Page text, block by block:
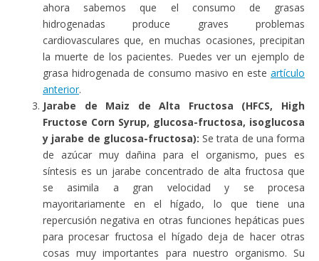
ahora sabemos que el consumo de grasas
hidrogenadas produce graves problemas
cardiovasculares que, en muchas ocasiones, precipitan
la muerte de los pacientes. Puedes ver un ejemplo de
grasa hidrogenada de consumo masivo en este artículo
anterior.
Jarabe de Maiz de Alta Fructosa (HFCS, High
Fructose Corn Syrup, glucosa-fructosa, isoglucosa
y jarabe de glucosa-fructosa): Se trata de una forma
de azúcar muy dañina para el organismo, pues es
síntesis es un jarabe concentrado de alta fructosa que
se asimila a gran velocidad y se procesa
mayoritariamente en el hígado, lo que tiene una
repercusión negativa en otras funciones hepáticas pues
para procesar fructosa el hígado deja de hacer otras
cosas muy importantes para nuestro organismo. Su